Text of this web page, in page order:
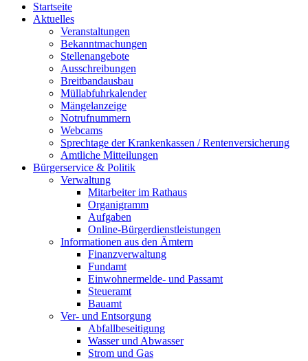
Startseite
Aktuelles
Veranstaltungen
Bekanntmachungen
Stellenangebote
Ausschreibungen
Breitbandausbau
Müllabfuhrkalender
Mängelanzeige
Notrufnummern
Webcams
Sprechtage der Krankenkassen / Rentenversicherung
Amtliche Mitteilungen
Bürgerservice & Politik
Verwaltung
Mitarbeiter im Rathaus
Organigramm
Aufgaben
Online-Bürgerdienstleistungen
Informationen aus den Ämtern
Finanzverwaltung
Fundamt
Einwohnermelde- und Passamt
Steueramt
Bauamt
Ver- und Entsorgung
Abfallbeseitigung
Wasser und Abwasser
Strom und Gas